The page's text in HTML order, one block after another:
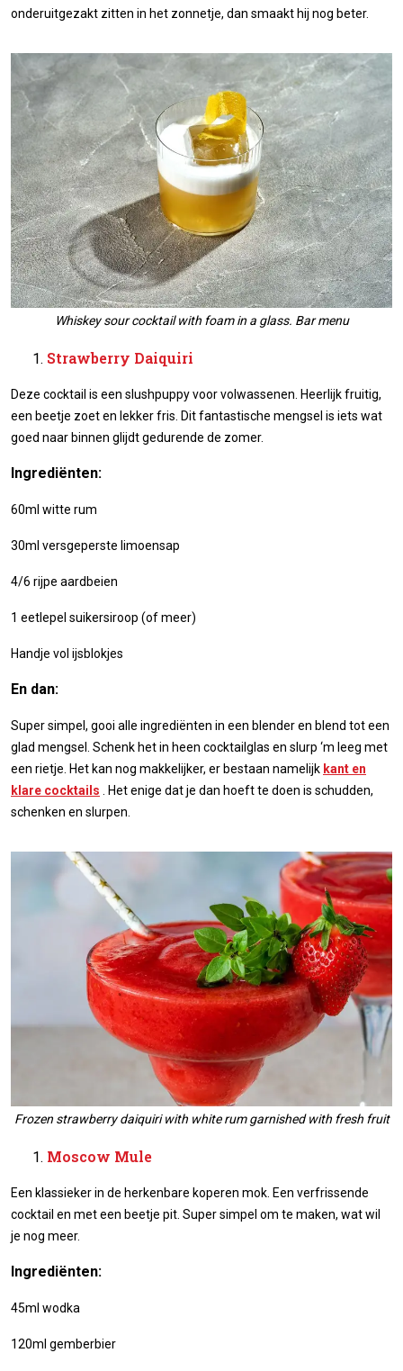
onderuitgezakt zitten in het zonnetje, dan smaakt hij nog beter.
Whiskey sour cocktail with foam in a glass. Bar menu
Strawberry Daiquiri
Deze cocktail is een slushpuppy voor volwassenen. Heerlijk fruitig,
een beetje zoet en lekker fris. Dit fantastische mengsel is iets wat
goed naar binnen glijdt gedurende de zomer.
Ingrediënten:
60ml witte rum
30ml versgeperste limoensap
4/6 rijpe aardbeien
1 eetlepel suikersiroop (of meer)
Handje vol ijsblokjes
En dan:
Super simpel, gooi alle ingrediënten in een blender en blend tot een
glad mengsel. Schenk het in heen cocktailglas en slurp ‘m leeg met
een rietje. Het kan nog makkelijker, er bestaan namelijk kant en
klare cocktails . Het enige dat je dan hoeft te doen is schudden,
schenken en slurpen.
Frozen strawberry daiquiri with white rum garnished with fresh fruit
Moscow Mule
Een klassieker in de herkenbare koperen mok. Een verfrissende
cocktail en met een beetje pit. Super simpel om te maken, wat wil
je nog meer.
Ingrediënten:
45ml wodka
120ml gemberbier